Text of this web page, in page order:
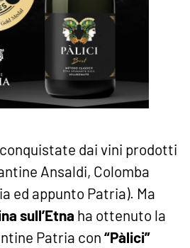
conquistate dai vini prodotti
Ansaldi, Colomba
ed appunto Patria). Ma
sull’Etna ha ottenuto la
Patria con “Pàlici”